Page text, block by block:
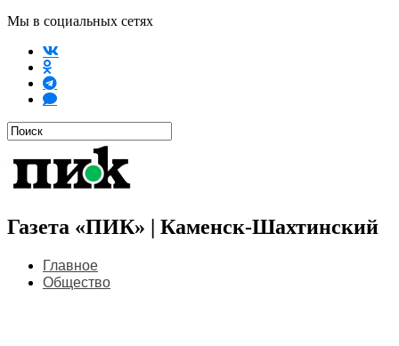
Мы в социальных сетях
Газета «ПИК» | Каменск-Шахтинский
Главное
Общество